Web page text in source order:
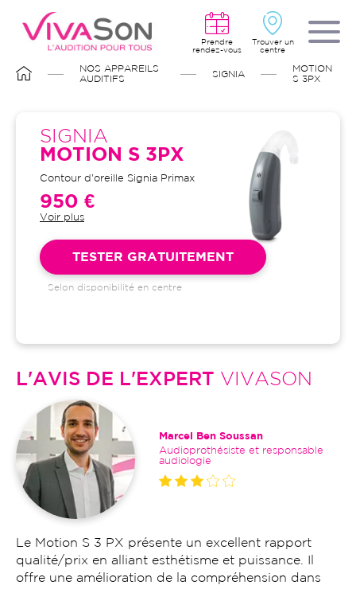
contenu
principal
Prendre
rendez-vous
Trouver un
centre
FIL
D'ARIANE
NOS APPAREILS
AUDITIFS
SIGNIA
MOTION
S 3PX
SIGNIA
MOTION S 3PX
Contour d'oreille Signia Primax
950 €
Voir plus
inclus : bilans auditifs, adaptation
initiale, visites de contrôle, visites
de réglages, dépannages
TESTER GRATUITEMENT
Selon disponibilité en centre
L'AVIS DE L'EXPERT VIVASON
Marcel Ben Soussan
Audioprothésiste et responsable
audiologie
Le Motion S 3 PX présente un excellent rapport
qualité/prix en alliant esthétisme et puissance. Il
offre une amélioration de la compréhension dans